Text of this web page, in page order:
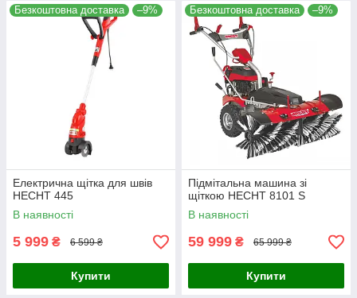
приватного використання, а також для комунальних або
сервісних компаній.
Безкоштовна доставка –9%
Електрична щітка для швів
HECHT 445
В наявності
5 999 ₴ 6 599 ₴
Купити
Безкоштовна доставка –9%
Підмітальна машина зі
щіткою HECHT 8101 S
В наявності
59 999 ₴ 65 999 ₴
Купити